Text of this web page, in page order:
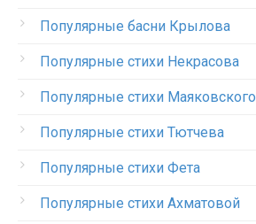
Популярные басни Крылова
Популярные стихи Некрасова
Популярные стихи Маяковского
Популярные стихи Тютчева
Популярные стихи Фета
Популярные стихи Ахматовой